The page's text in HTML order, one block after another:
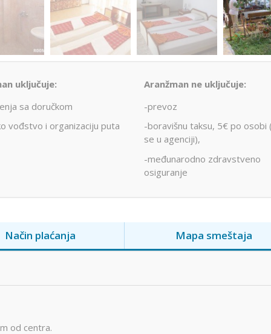
uključuje:
sa doručkom
vođstvo i organizaciju puta
Aranžman ne uključuje:
-prevoz
-boravišnu taksu, 5€ po osobi
se u agenciji),
-međunarodno zdravstveno
osiguranje
Način plaćanja Mapa smeštaja
od centra.